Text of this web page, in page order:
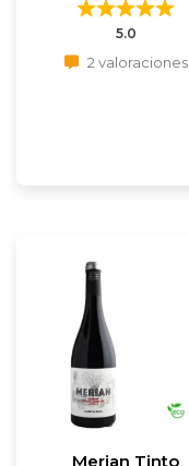
5.0
2 valoraciones
Merian Tinto